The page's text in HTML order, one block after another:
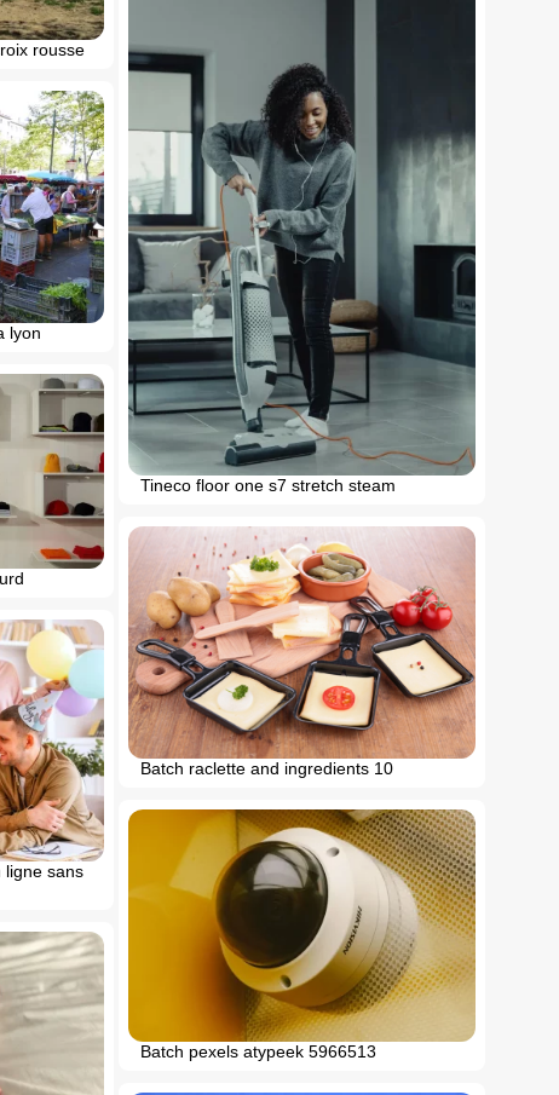
rousse
Tineco floor one s7 stretch steam
lyon
Batch raclette and ingredients 10
ligne sans
Batch pexels atypeek 5966513